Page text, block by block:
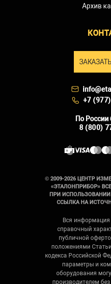
Архив
+7
По России
8 (800)
© 2009-2026 ЦЕНТР
«ЭТАЛОНПРИБОР»
ПРИ
ССЫЛКА НА
Вся информация
справочный
публичной
положениями
кодекса Российской
параметры и
оборудования
производителем